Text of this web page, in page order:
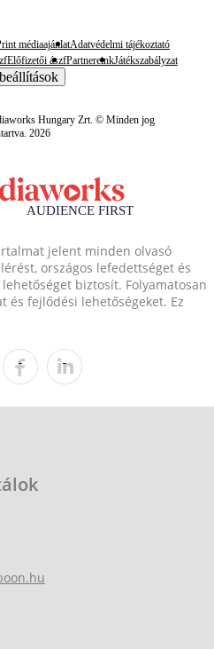
médiaajánlatAdatvédelmi tájékoztató
Előfizetői ászfPartnereinkJátékszabályzat
Hungary Zrt. © Minden jog
2026
jelent minden olvasó
országos lefedettséget és
biztosít. Folyamatosan
és fejlődési lehetőségeket. Ez